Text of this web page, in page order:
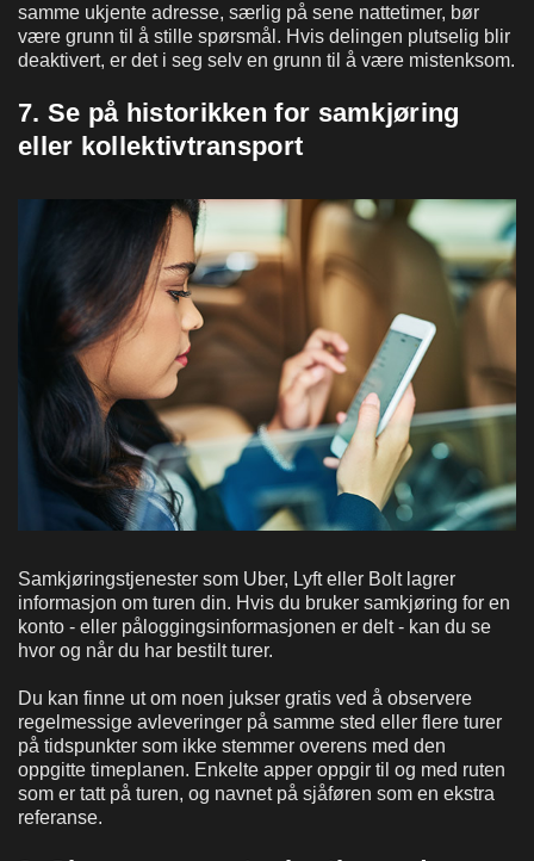
samme ukjente adresse, særlig på sene nattetimer, bør
være grunn til å stille spørsmål. Hvis delingen plutselig blir
deaktivert, er det i seg selv en grunn til å være mistenksom.
7. Se på historikken for samkjøring
eller kollektivtransport
Samkjøringstjenester som Uber, Lyft eller Bolt lagrer
informasjon om turen din. Hvis du bruker samkjøring for en
konto - eller påloggingsinformasjonen er delt - kan du se
hvor og når du har bestilt turer.
Du kan finne ut om noen jukser gratis ved å observere
regelmessige avleveringer på samme sted eller flere turer
på tidspunkter som ikke stemmer overens med den
oppgitte timeplanen. Enkelte apper oppgir til og med ruten
som er tatt på turen, og navnet på sjåføren som en ekstra
referanse.